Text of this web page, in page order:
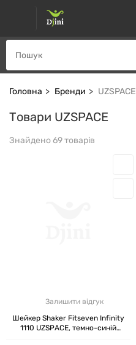
Головна Бренди UZSPACE
Товари UZSPACE
Знайдено 69 товарів
Залишити відгук
Шейкер Shaker Fitseven Infinity
1110 UZSPACE, темно-синій